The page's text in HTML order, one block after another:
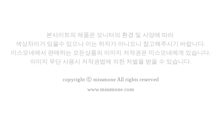
본사이트의 제품은 모니터의 환경 및 사양에 따라
색상차이가 있을수 있으나 이는 하자가 아니오니 참고해주시기 바랍니다.
미스모네에서 판매하는 모든상품의 이미지 저작권은 미스모네에게 있습니다.
이미지 무단 사용시 저작권법에 의한 처벌을 받을 수 있습니다.
copyright ⓒ missmone All rights reserved
www.missmone.com